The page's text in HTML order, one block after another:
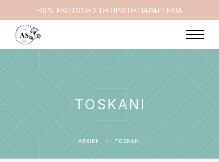
-10% ΕΚΠΤΩΣΗ ΣΤΗ ΠΡΩΤΗ ΠΑΡΑΓΓΕΛΙΑ
TOSKANI
ΑΡΧΙΚΉ TOSKANI